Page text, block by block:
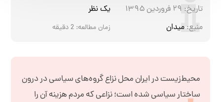
تاریخ: ۲۹ فروردین ۱۳۹۵
یک نظر
منبع: میدان زمان مطالعه: 2دقیقه
محیط‌زیست در ایران محل نزاع گروه‌های سیاسی در درون
ساختار سیاسی شده است؛ نزاعی که مردم هزینه آن را